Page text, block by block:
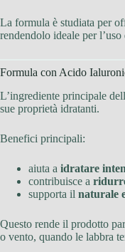
La formula è studiata per
rendendolo ideale per
Formula con Acido
L’ingrediente principale
sue proprietà idratanti.
Benefici principali:
aiuta a idratare
contribuisce a
supporta il naturale
Questo rende il prodotto
o vento, quando le labbra